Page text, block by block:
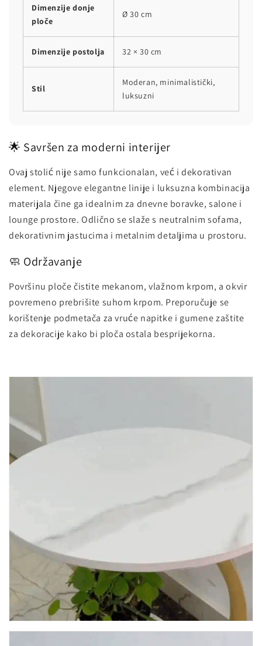
Dimenzije donje
ploče
Ø 30 cm
Dimenzije postolja 32 × 30 cm
Stil
Moderan, minimalistički,
luksuzni
🌟 Savršen za moderni interijer
Ovaj stolić nije samo funkcionalan, već i dekorativan
element. Njegove elegantne linije i luksuzna kombinacija
materijala čine ga idealnim za dnevne boravke, salone i
lounge prostore. Odlično se slaže s neutralnim sofama,
dekorativnim jastucima i metalnim detaljima u prostoru.
🧼 Održavanje
Površinu ploče čistite mekanom, vlažnom krpom, a okvir
povremeno prebrišite suhom krpom. Preporučuje se
korištenje podmetača za vruće napitke i gumene zaštite
za dekoracije kako bi ploča ostala besprijekorna.